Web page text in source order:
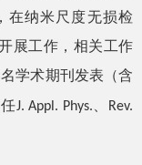
在纳米尺度无损检
展工作，相关工作
学术期刊发表（含
J. Appl. Phys. Rev.